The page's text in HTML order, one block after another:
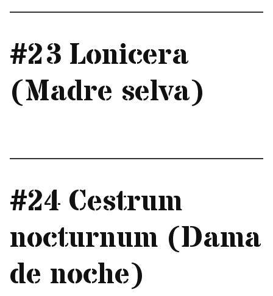
#23 Lonicera
(Madre selva)
#24 Cestrum
nocturnum (Dama
de noche)